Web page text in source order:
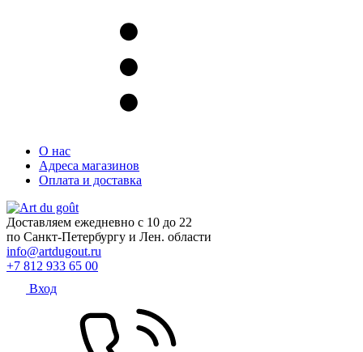
О нас
Адреса магазинов
Оплата и доставка
Доставляем ежедневно с 10 до 22
по Санкт-Петербургу и Лен. области
info@artdugout.ru
+7 812 933 65 00
Вход